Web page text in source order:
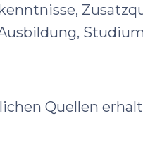
Quellen